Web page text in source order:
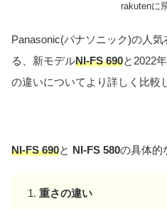
rakutenに
Panasonic(パナソニック)の人気
る、新モデルNI-FS 690と2022
の違いについてより詳しく比較
NI-FS 690と NI-FS 580の具体的
重さの違い